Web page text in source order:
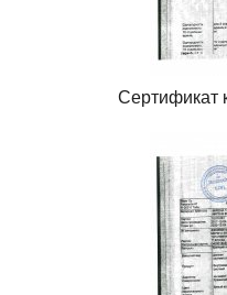
Сертификат